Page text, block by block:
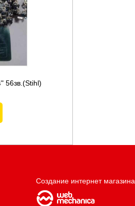
56зв.(Stihl)
Создание интернет магазина